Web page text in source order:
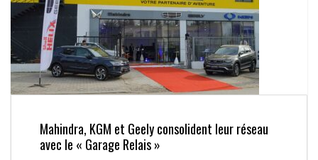
Mahindra, KGM et Geely consolident leur réseau
avec le « Garage Relais »